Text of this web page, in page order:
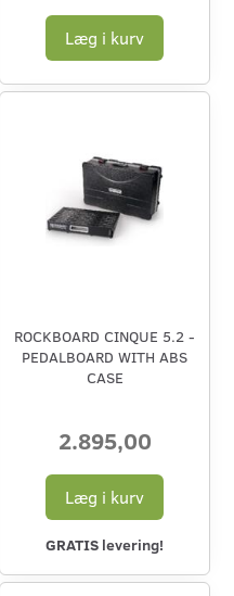
Læg i kurv
ROCKBOARD CINQUE 5.2 -
PEDALBOARD WITH ABS
CASE
2.895,00
Læg i kurv
GRATIS levering!